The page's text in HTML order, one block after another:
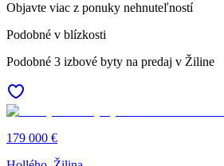
Objavte viac z ponuky nehnuteľností
Podobné v blízkosti
Podobné 3 izbové byty na predaj v Žiline
179 000 €